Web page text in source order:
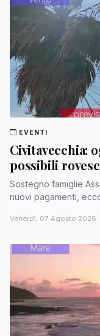
EVENTI
Civitavecchia:
possibili
Sostegno famiglie
nuovi pagamenti,
Venerdì, 07 Agosto 2026